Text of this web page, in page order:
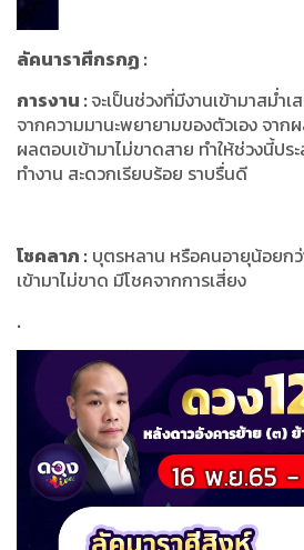
ลัคนาราศีกรกฏ :
การงาน :จะเป็นช่วงที่มีงานเข้ามาสม่ำ
จากความมานะพยายามของตัวเอง จาก
ผลตอบเข้ามาไม่ขาดสาย ทำให้ช่วงนี้ปร
ทำงาน สะดวกเรียบร้อย ราบรื่นดี
โชคลาภ : บุตรหลาน หรือคนอายุน้อยก
เข้ามาไม่ขาด มีโชคจากการเสี่ยง
.